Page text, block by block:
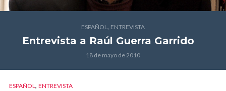
ESPAÑOL, ENTREVISTA
Entrevista a Raúl Guerra Garrido
18 de mayo de 2010
ESPAÑOL, ENTREVISTA